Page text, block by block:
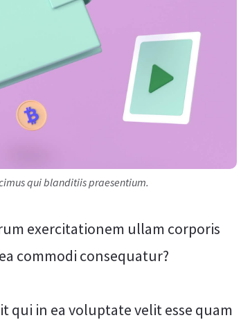
qui blanditiis praesentium.
exercitationem ullam corporis
commodi consequatur?
qui in ea voluptate velit esse quam